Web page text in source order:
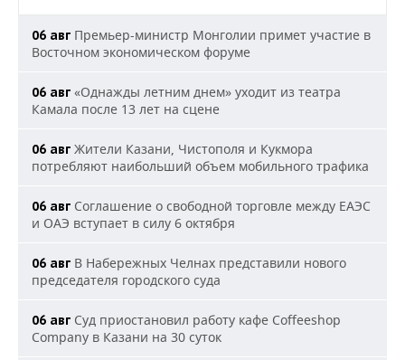
06 авг Премьер-министр Монголии примет участие в
Восточном экономическом форуме
06 авг «Однажды летним днем» уходит из театра
Камала после 13 лет на сцене
06 авг Жители Казани, Чистополя и Кукмора
потребляют наибольший объем мобильного трафика
06 авг Соглашение о свободной торговле между ЕАЭС
и ОАЭ вступает в силу 6 октября
06 авг В Набережных Челнах представили нового
председателя городского суда
06 авг Суд приостановил работу кафе Coffeeshop
Company в Казани на 30 суток